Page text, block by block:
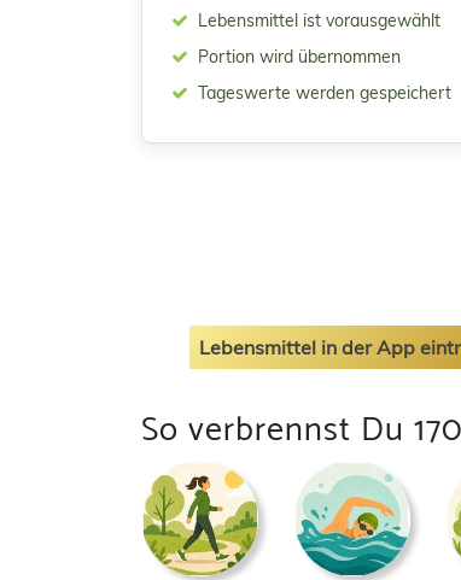
Lebensmittel ist vorausgewählt
Portion wird übernommen
Tageswerte werden gespeichert
Lebensmittel in der App
So verbrennst Du